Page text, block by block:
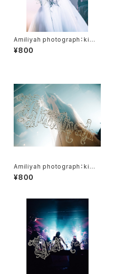
Amiliyah photograph：kimi
No.11～20
¥800
Amiliyah photograph：kimi
No.21
¥800